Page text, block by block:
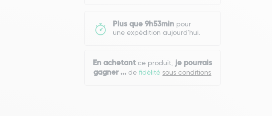
Plus que 9h53minpour
une expédition aujourd'hui.
En achetantce produit, je pourrais
gagner ... defidélitésous conditions